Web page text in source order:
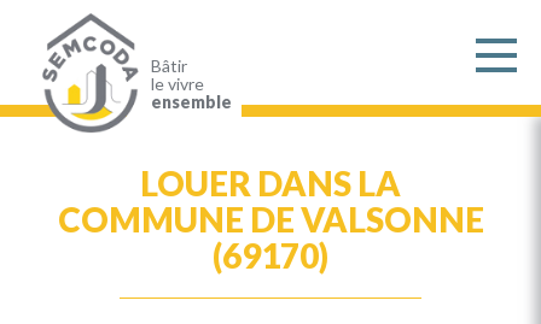
contenu
principal
Bâtir
le vivre
ensemble
LOUER DANS LA
COMMUNE DE VALSONNE
(69170)